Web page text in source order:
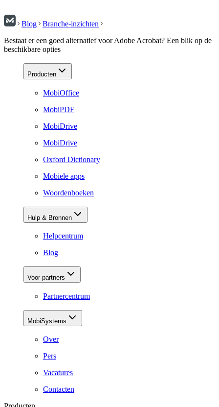
Blog
Branche-inzichten
Bestaat er een goed alternatief voor Adobe Acrobat? Een blik op de
beschikbare opties
Producten
MobiOffice
MobiPDF
MobiDrive
MobiDrive
Oxford Dictionary
Mobiele apps
Woordenboeken
Hulp & Bronnen
Helpcentrum
Blog
Voor partners
Partnercentrum
MobiSystems
Over
Pers
Vacatures
Contacten